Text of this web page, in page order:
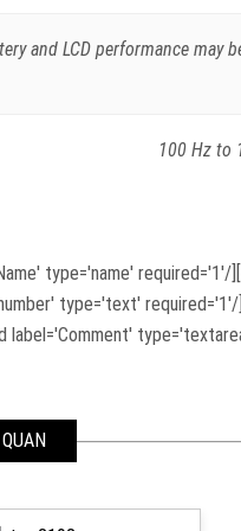
and LCD performance may
100 Hz to
type='name' required='1'/
type='text'